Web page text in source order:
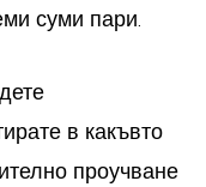
суми пари.
в какъвто
проучване